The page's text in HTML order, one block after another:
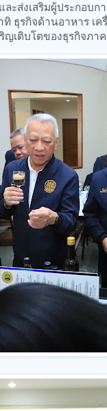
ะส่งเสริมผู้ประกอบก
ทิ ธุรกิจด้านอาหาร เ
ญเติบโตของธุรกิจภา